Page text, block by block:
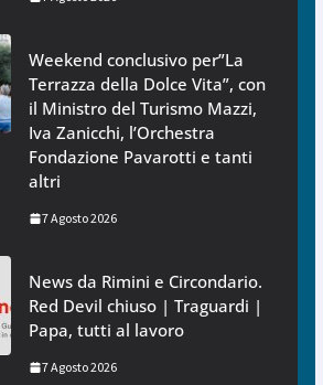
Weekend conclusivo per”La
Terrazza della Dolce Vita”, con
il Ministro del Turismo Mazzi,
Iva Zanicchi, l’Orchestra
Fondazione Pavarotti e tanti
altri
7 Agosto 2026
News da Rimini e Circondario.
Red Devil chiuso | Traguardi |
Papa, tutti al lavoro
7 Agosto 2026